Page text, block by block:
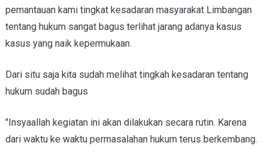
pemantauan kami tingkat kesadaran masyarakat Limbangan
tentang hukum sangat bagus terlihat jarang adanya kasus
kasus yang naik kepermukaan.
Dari situ saja kita sudah melihat tingkah kesadaran tentang
hukum sudah bagus
"Insyaallah kegiatan ini akan dilakukan secara rutin. Karena
dari waktu ke waktu permasalahan hukum terus berkembang.